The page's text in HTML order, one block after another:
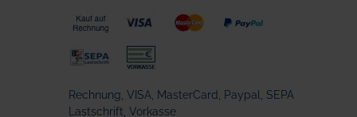
Rechnung, VISA, MasterCard, Paypal, SEPA
Lastschrift, Vorkasse